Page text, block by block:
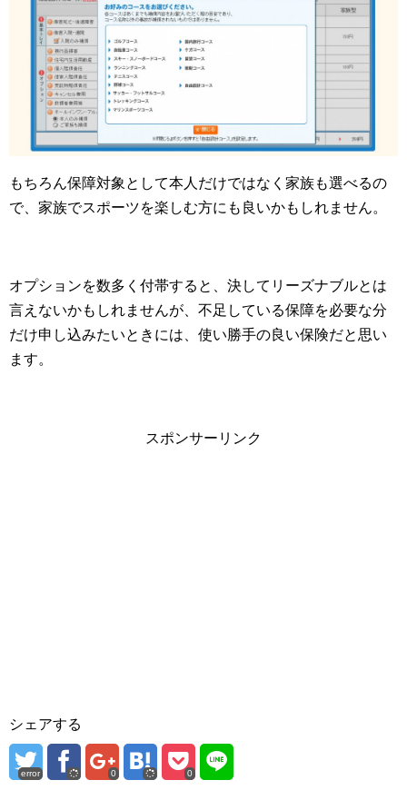
もちろん保障対象として本人だけではなく家族も選べるの
で、家族でスポーツを楽しむ方にも良いかもしれません。
オプションを数多く付帯すると、決してリーズナブルとは
言えないかもしれませんが、不足している保障を必要な分
だけ申し込みたいときには、使い勝手の良い保険だと思い
ます。
スポンサーリンク
シェアする
error 0 0